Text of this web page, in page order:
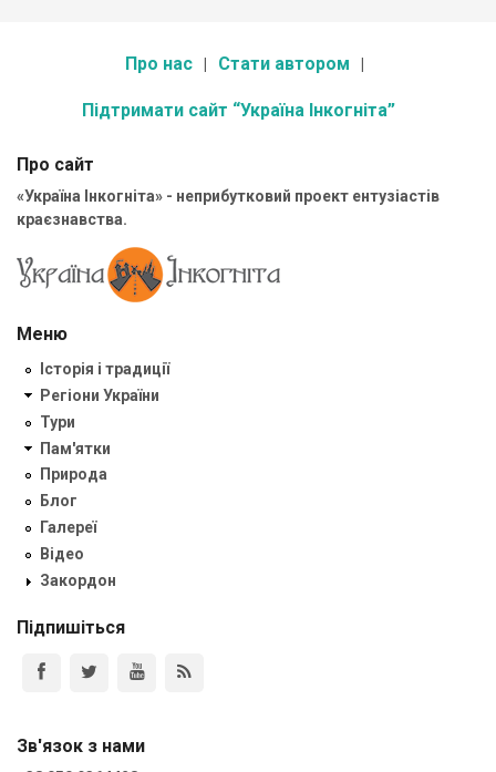
Про нас Стати автором
Підтримати сайт “Україна Інкогніта”
Про сайт
«Україна Інкогніта» - неприбутковий проект ентузіастів
краєзнавства.
Меню
Історія і традиції
Регіони України
Тури
Пам'ятки
Природа
Блог
Галереї
Відео
Закордон
Підпишіться
Зв'язок з нами